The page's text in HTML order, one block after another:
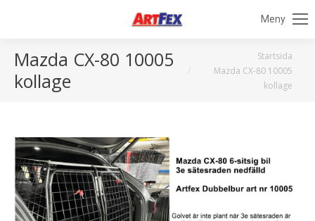
Meny
Mazda CX-80 10005
kollage
Startsida
Mazda CX-80 10005
kollage